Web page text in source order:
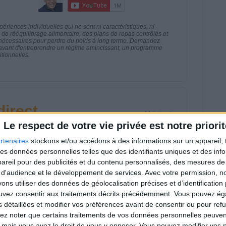
Le respect de votre vie privée est notre
stockons et/ou accédons à des informations sur un appareil,
données personnelles telles que des identifiants uniques et des
pour des publicités et du contenu personnalisés, des mesures
et le développement de services. Avec votre permission,
utiliser des données de géolocalisation précises et d’identification
consentir aux traitements décrits précédemment. Vous pouvez
détaillées et modifier vos préférences avant de consentir ou pour
noter que certains traitements de vos données personnelles
individuelles qui ne sont ni caractéristiques, ni
rééquilibrage alimentaire, des plans de repas contrôlés et
pour perdre du poids à long terme. Demandez
d'entreprendre un régime amincissant, un programme
Voir tout
en live en participant à des vidéo-
et les diététiciennes du programme.
plan à 1600
est-il trop
?
Comment perdre le
dernier kilo avant la
stabilisation ? |